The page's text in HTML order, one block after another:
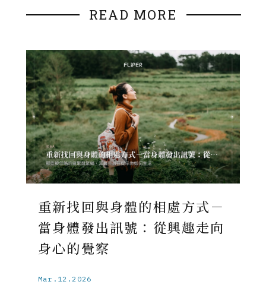
READ MORE
重新找回與身體的相處方式－
當身體發出訊號：從興趣走向
身心的覺察
Mar.12.2026